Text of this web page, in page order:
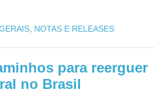
, NOTAS E RELEASES
para reerguer
no Brasil